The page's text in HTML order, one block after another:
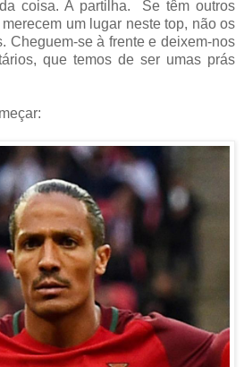
coisa. A partilha. Se têm outros
um lugar neste top, não os
Cheguem-se à frente e deixem-nos
que temos de ser umas prás